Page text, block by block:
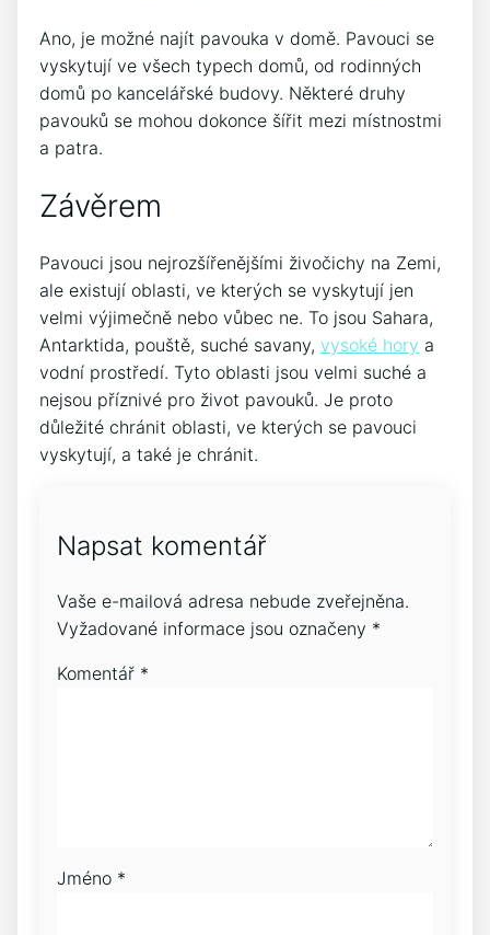
Ano, je možné najít pavouka v domě. Pavouci se
vyskytují ve všech typech domů, od rodinných
domů po kancelářské budovy. Některé druhy
pavouků se mohou dokonce šířit mezi místnostmi
a patra.
Závěrem
Pavouci jsou nejrozšířenějšími živočichy na Zemi,
ale existují oblasti, ve kterých se vyskytují jen
velmi výjimečně nebo vůbec ne. To jsou Sahara,
Antarktida, pouště, suché savany, vysoké hory a
vodní prostředí. Tyto oblasti jsou velmi suché a
nejsou příznivé pro život pavouků. Je proto
důležité chránit oblasti, ve kterých se pavouci
vyskytují, a také je chránit.
Napsat komentář
Vaše e-mailová adresa nebude zveřejněna.
Vyžadované informace jsou označeny *
Komentář *
Jméno *